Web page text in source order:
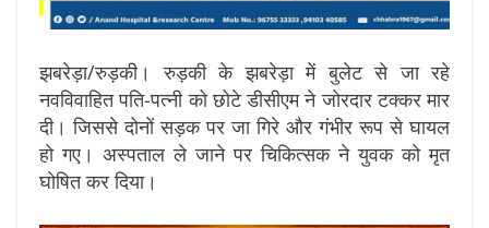
झबरेड़ा/रुड़की। रुड़की के झबरेड़ा में बुलेट से जा रहे
नवविवाहित पति-पत्नी को छोटे डीसीएम ने जोरदार टक्कर मार
दी। जिससे दोनों सड़क पर जा गिरे और गंभीर रूप से घायल
हो गए। अस्पताल ले जाने पर चिकित्सक ने युवक को मृत
घोषित कर दिया।